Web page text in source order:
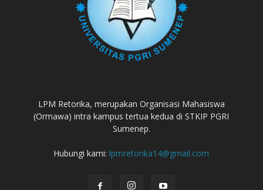
LPM Retorika, merupakan Organisasi Mahasiswa
(Ormawa) intra kampus tertua kedua di STKIP PGRI
Sumenep.
Hubungi kami: lpmretorika14@gmail.com